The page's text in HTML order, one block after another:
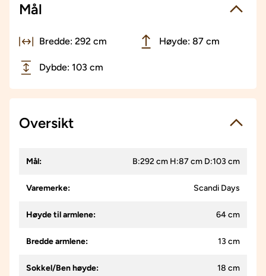
Mål
Bredde: 292 cm Høyde: 87 cm
Dybde: 103 cm
Oversikt
Mål: B:292 cm H:87 cm D:103 cm
Varemerke: Scandi Days
Høyde til armlene: 64 cm
Bredde armlene: 13 cm
Sokkel/Ben høyde: 18 cm